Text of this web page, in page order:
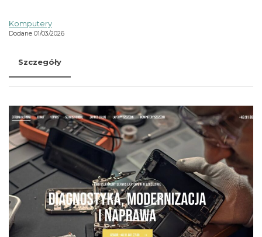
Komputery
Dodane 01/03/2026
Szczegóły